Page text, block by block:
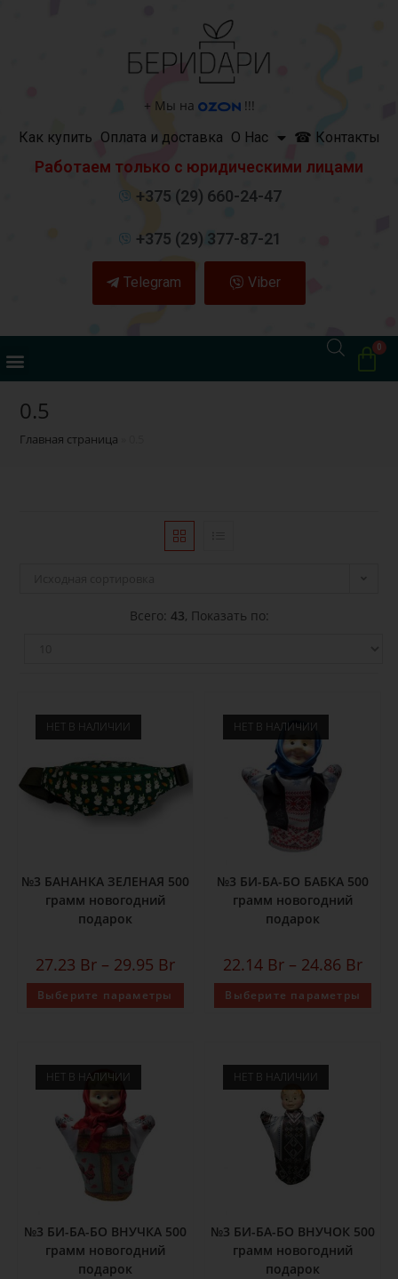
+ Мы на
!!!
Как купить Оплата и доставка О Нас ☎ Контакты
Работаем только с юридическими лицами
+375 (29) 660-24-47
+375 (29) 377-87-21
Telegram Viber
0.5
Главная страница
Всего: 43, Показать по:
НЕТ В НАЛИЧИИ
№3 БАНАНКА ЗЕЛЕНАЯ 500
грамм новогодний
подарок
27.23 Br– 29.95 Br
Выберите параметры
НЕТ В НАЛИЧИИ
№3 БИ-БА-БО БАБКА 500
грамм новогодний
подарок
22.14 Br – 24.86 Br
Выберите параметры
НЕТ В НАЛИЧИИ
№3 БИ-БА-БО ВНУЧКА 500
грамм новогодний
подарок
НЕТ В НАЛИЧИИ
№3 БИ-БА-БО ВНУЧОК 500
грамм новогодний
подарок